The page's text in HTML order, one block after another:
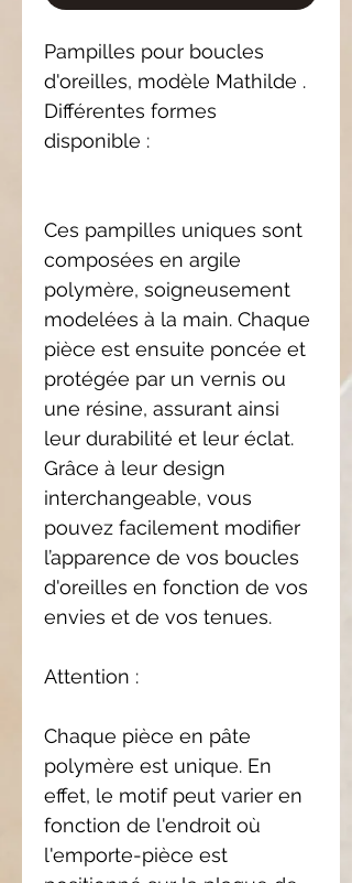
Pampilles pour boucles
d'oreilles, modèle Mathilde .
Différentes formes
disponible :
Ces pampilles uniques sont
composées en argile
polymère, soigneusement
modelées à la main. Chaque
pièce est ensuite poncée et
protégée par un vernis ou
une résine, assurant ainsi
leur durabilité et leur éclat.
Grâce à leur design
interchangeable, vous
pouvez facilement modifier
l’apparence de vos boucles
d'oreilles en fonction de vos
envies et de vos tenues.
Attention :
Chaque pièce en pâte
polymère est unique. En
effet, le motif peut varier en
fonction de l'endroit où
l'emporte-pièce est